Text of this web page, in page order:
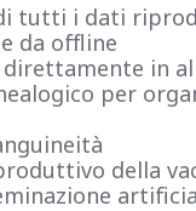
tutti i dati
da offline
direttamente in
per
della